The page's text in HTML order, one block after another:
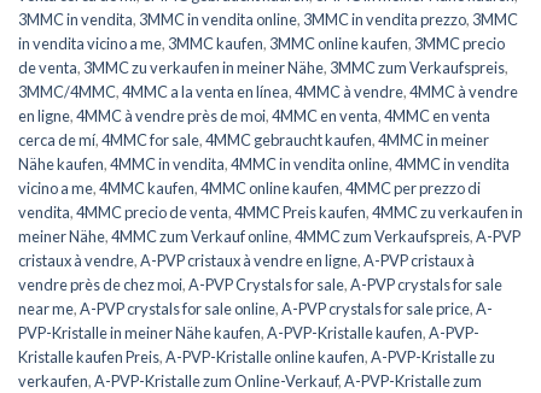
3MMC in vendita, 3MMC in vendita online, 3MMC in vendita prezzo, 3MMC
in vendita vicino a me, 3MMC kaufen, 3MMC online kaufen, 3MMC precio
de venta, 3MMC zu verkaufen in meiner Nähe, 3MMC zum Verkaufspreis,
3MMC/4MMC,4MMC a la venta en línea,4MMC à vendre,4MMC à vendre
en ligne,4MMC à vendre près de moi,4MMC en venta,4MMC en venta
cerca de mí,4MMC for sale,4MMC gebraucht kaufen,4MMC in meiner
Nähe kaufen,4MMC in vendita,4MMC in vendita online,4MMC in vendita
vicino a me,4MMC kaufen,4MMC online kaufen,4MMC per prezzo di
vendita,4MMC precio de venta,4MMC Preis kaufen,4MMC zu verkaufen in
meiner Nähe,4MMC zum Verkauf online,4MMC zum Verkaufspreis,A-PVP
cristaux à vendre,A-PVP cristaux à vendre en ligne,A-PVP cristaux à
vendre près de chez moi,A-PVP Crystals for sale,A-PVP crystals for sale
near me,A-PVP crystals for sale online,A-PVP crystals for sale price,A-
PVP-Kristalle in meiner Nähe kaufen,A-PVP-Kristalle kaufen,A-PVP-
Kristalle kaufen Preis,A-PVP-Kristalle online kaufen,A-PVP-Kristalle zu
verkaufen,A-PVP-Kristalle zum Online-Verkauf,A-PVP-Kristalle zum